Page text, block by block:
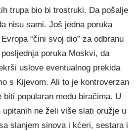
trupa bio bi trostruki. Da pošalje
nisu sami. Još jedna poruka
“čini svoj dio” za odbranu
poruka Moskvi, da
uslove eventualnog prekida
s Kijevom. Ali to je kontroverzan
biti popularan među biračima. U
ne želi više slati oružje u
slanjem sinova i kćeri, sestara i